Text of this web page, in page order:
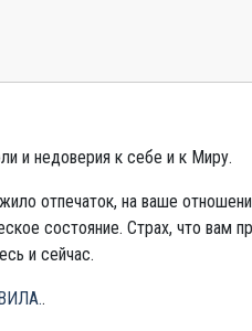
и недоверия к себе и к Миру.
отпечаток, на ваше
состояние. Страх, что вам
и сейчас.
.